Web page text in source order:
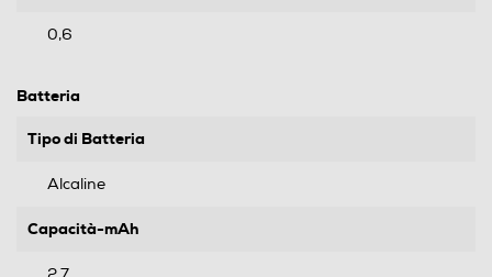
0,6
Batteria
Tipo di Batteria
Alcaline
Capacità-mAh